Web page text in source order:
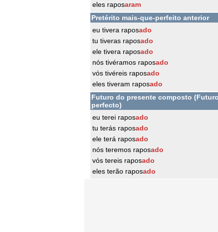
eles raposaram
Pretérito mais-que-perfeito anterior
eu tivera raposado
tu tiveras raposado
ele tivera raposado
nós tivéramos raposado
vós tivéreis raposado
eles tiveram raposado
Futuro do presente composto (Futuro
perfecto)
eu terei raposado
tu terás raposado
ele terá raposado
nós teremos raposado
vós tereis raposado
eles terão raposado